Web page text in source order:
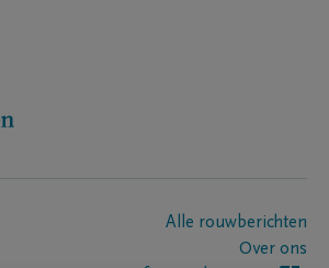
Alle rouwberichten
Over ons